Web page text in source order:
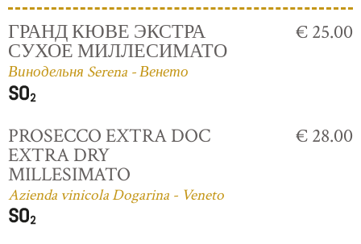
ГРАНД КЮВЕ ЭКСТРА
СУХОЕ МИЛЛЕСИМАТО
Винодельня Serena - Венето
€ 25.00
PROSECCO EXTRA DOC
EXTRA DRY
MILLESIMATO
Azienda vinicola Dogarina - Veneto
€ 28.00